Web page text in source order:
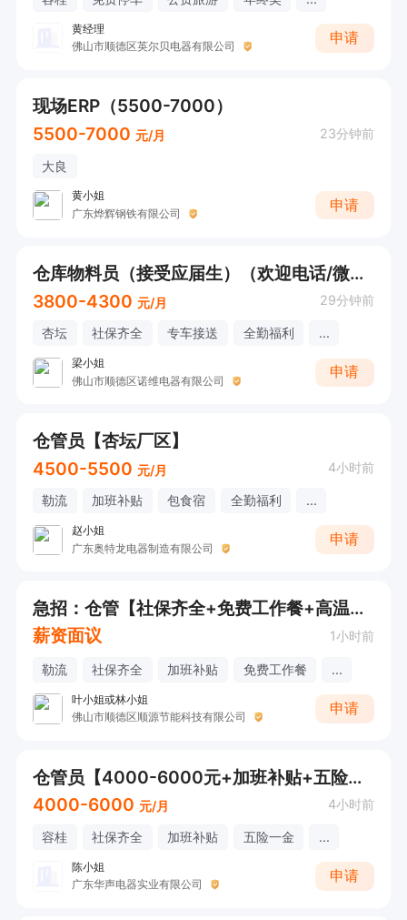
黄经理
佛山市顺德区英尔贝电器有限公司
申请
现场ERP（5500-7000）
5500-7000 元/月 23分钟前
大良
黄小姐
广东烨辉钢铁有限公司
申请
仓库物料员（接受应届生）（欢迎电话/微信咨询！）
3800-4300 元/月 29分钟前
杏坛 社保齐全 专车接送 全勤福利 ...
梁小姐
佛山市顺德区诺维电器有限公司
申请
仓管员【杏坛厂区】
4500-5500 元/月 4小时前
勒流 加班补贴 包食宿 全勤福利 ...
赵小姐
广东奥特龙电器制造有限公司
申请
急招：仓管【社保齐全+免费工作餐+高温补贴+加班补贴】【欢迎电话/微信咨询！】
薪资面议
1小时前
勒流 社保齐全 加班补贴 免费工作餐 ...
叶小姐或林小姐
佛山市顺德区顺源节能科技有限公司
申请
仓管员【4000-6000元+加班补贴+五险一金】
4000-6000 元/月 4小时前
容桂 社保齐全 加班补贴 五险一金 ...
陈小姐
广东华声电器实业有限公司
申请